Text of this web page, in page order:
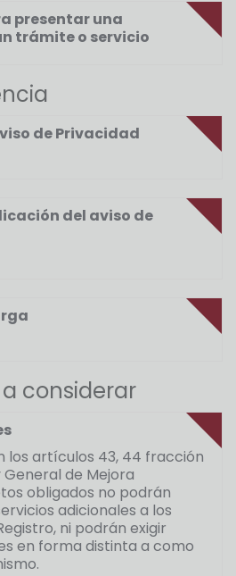
presentar una
trámite o servicio
de Privacidad
del aviso de
considerar
los artículos 43, 44 fracción
General de Mejora
obligados no podrán
adicionales a los
ni podrán exigir
en forma distinta a como